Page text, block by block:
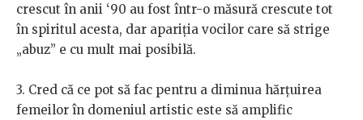
crescut în anii ‘90 au fost într-o măsură crescute tot
în spiritul acesta, dar apariția vocilor care să strige
„abuz” e cu mult mai posibilă.
3. Cred că ce pot să fac pentru a diminua hărțuirea
femeilor în domeniul artistic este să amplific